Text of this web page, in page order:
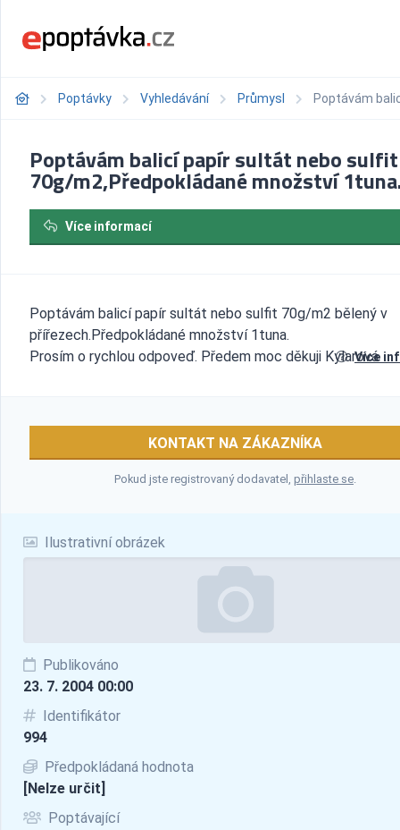
Poptávky Vyhledávání Průmysl Poptávám
Ilustrativní obrázek
Publikováno
23. 7. 2004 00:00
Identifikátor
994
Předpokládaná hodnota
[Nelze určit]
Poptávající
Poptávám balicí papír sultát nebo sulfit
70g/m2,Předpokládané množství
Více informací
Poptávám balicí papír sultát nebo sulfit 70g/m2 bělený v
přířezech.Předpokládané množství 1tuna.
Prosím o rychlou odpoveď. Předem moc děkuji Kylarová
Více
KONTAKT NA ZÁKAZNÍKA
Pokud jste registrovaný dodavatel, přihlaste se.